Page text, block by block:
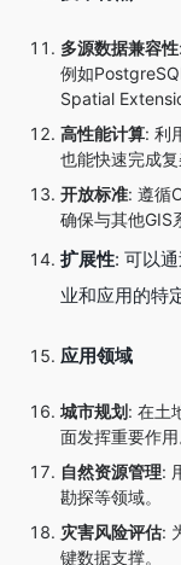
多源数据兼容性
例如
Spatial
高性能计算: 利
也能快速完成复
开放标准: 遵循
确保与其他GIS
扩展性: 可以
业和应用的特
应用领域
城市规划: 在土
面发挥重要作用
自然资源管理:
勘探等领域。
灾害风险评估:
键数据支撑。